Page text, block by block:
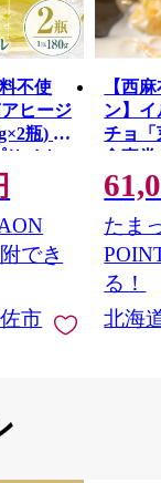
不使
ヒージ
瓶) 加
イク
ードロ
オリ
ージ
ダ 炒め
エコ
でき
市
【西
ン】
チョ「
食事
以上で
052-1
たま
る！
北海